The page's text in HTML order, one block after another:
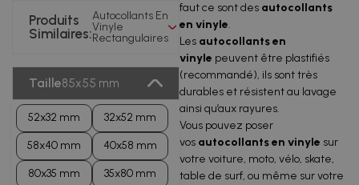
Produits
Similaires:
Autocollants En
Vinyle
Rectangulaires
Taille85x55 mm
52x32 mm 32x52 mm
58x40 mm 40x58 mm
80x35 mm 35x80 mm
faut ce sont des autocollants
en vinyle.
Les autocollants en
vinyle peuvent être plastifiés
(recommandé), ils sont très
durables et résistent au lavage
ainsi qu’aux rayures.
Vous pouvez poser
vos autocollants en vinyle sur
votre voiture, moto, vélo, skate,
table de surf, ou même sur votre